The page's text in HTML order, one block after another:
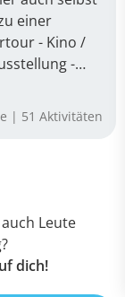
Leute
dich!